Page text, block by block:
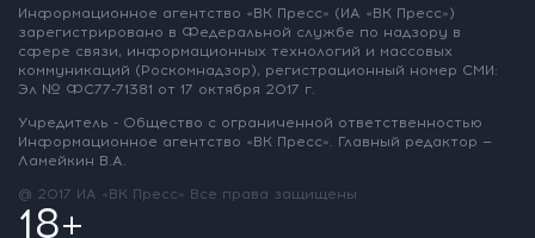
Информационное агентство «ВК Пресс» (ИА «ВК Пресс»)
зарегистрировано в Федеральной службе по надзору в
сфере связи, информационных технологий и массовых
коммуникаций (Роскомнадзор), регистрационный номер СМИ:
Эл № ФС77-71381 от 17 октября 2017 г.
Учредитель - Общество с ограниченной ответственностью
Информационное агентство «ВК Пресс». Главный редактор —
Ламейкин В.А.
@ 2017 ИА «ВК Пресс» Все права защищены
18+